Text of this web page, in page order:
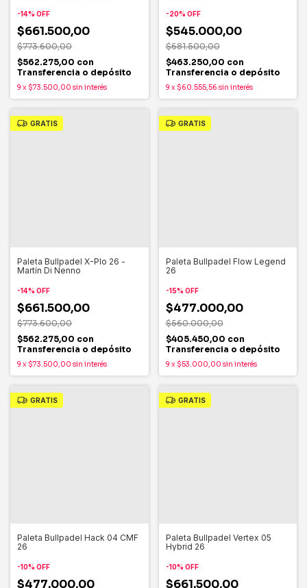
-14% OFF
$661.500,00
$773.600,00
$562.275,00 con
Transferencia o depósito
9 x $73.500,00 sin interés
-20% OFF
$545.000,00
$681.500,00
$463.250,00 con
Transferencia o depósito
9 x $60.555,56 sin interés
GRATIS
Paleta Bullpadel X-Plo 26 -
Martín Di Nenno
-14% OFF
$661.500,00
$773.600,00
$562.275,00 con
Transferencia o depósito
9 x $73.500,00 sin interés
GRATIS
Paleta Bullpadel Flow Legend
26
-15% OFF
$477.000,00
$560.000,00
$405.450,00 con
Transferencia o depósito
9 x $53.000,00 sin interés
GRATIS
Paleta Bullpadel Hack 04 CMF
26
-10% OFF
$477.000,00
GRATIS
Paleta Bullpadel Vertex 05
Hybrid 26
-10% OFF
$661.500,00